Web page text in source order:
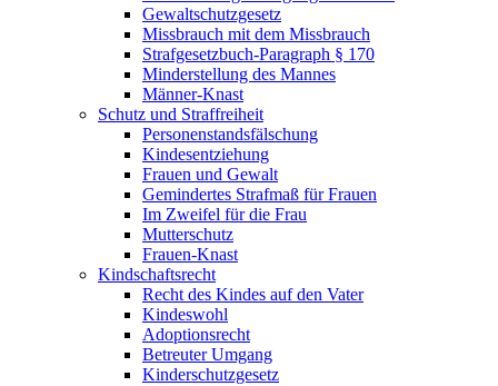
Gewaltschutzgesetz
Missbrauch mit dem Missbrauch
Strafgesetzbuch-Paragraph § 170
Minderstellung des Mannes
Männer-Knast
Schutz und Straffreiheit
Personenstandsfälschung
Kindesentziehung
Frauen und Gewalt
Gemindertes Strafmaß für Frauen
Im Zweifel für die Frau
Mutterschutz
Frauen-Knast
Kindschaftsrecht
Recht des Kindes auf den Vater
Kindeswohl
Adoptionsrecht
Betreuter Umgang
Kinderschutzgesetz